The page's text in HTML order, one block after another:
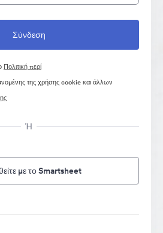
Πολιτική περί
της χρήσης cookie και άλλων
Ή
με το Smartsheet